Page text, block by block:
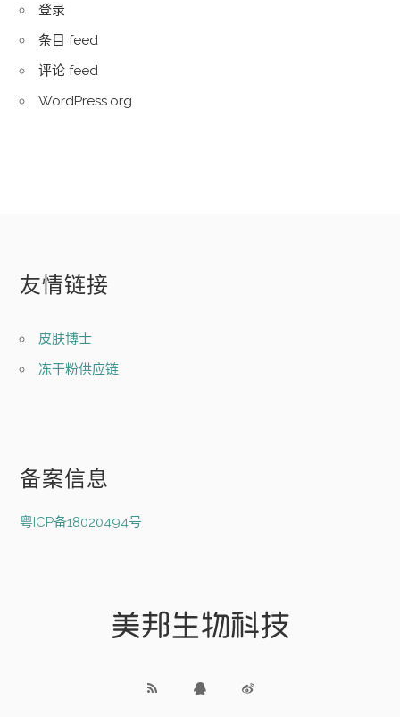
登录
条目 feed
评论 feed
WordPress.org
友情链接
皮肤博士
冻干粉供应链
备案信息
粤ICP备18020494号